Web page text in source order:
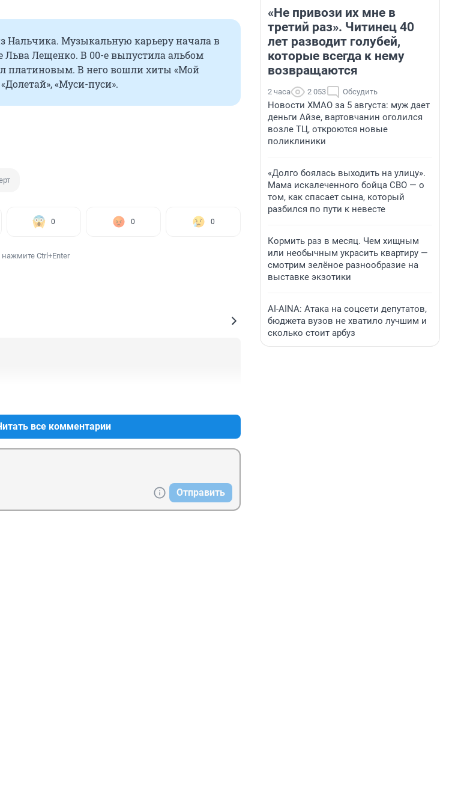
Нальчика. Музыкальную карьеру начала в
Льва Лещенко. В 00-е выпустила альбом
платиновым. В него вошли хиты «Мой
«Муси-пуси».
0 0 0
Ctrl+Enter
все комментарии
Отправить
«Не привози их мне в
третий раз». Читинец 40
лет разводит голубей,
которые всегда к нему
возвращаются
2 часа 2 053 Обсудить
Новости ХМАО за 5 августа: муж дает
деньги Айзе, вартовчанин оголился
возле ТЦ, откроются новые
поликлиники
«Долго боялась выходить на улицу».
Мама искалеченного бойца СВО — о
том, как спасает сына, который
разбился по пути к невесте
Кормить раз в месяц. Чем хищным
или необычным украсить квартиру —
смотрим зелёное разнообразие на
выставке экзотики
AI-AINA: Атака на соцсети депутатов,
бюджета вузов не хватило лучшим и
сколько стоит арбуз